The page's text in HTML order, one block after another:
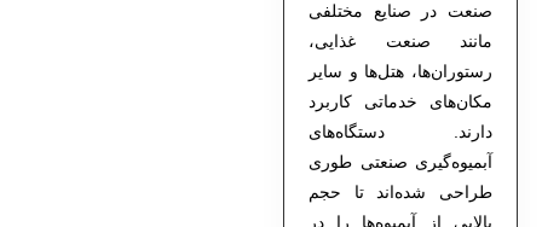
صنعت در صنایع مختلفی
مانند صنعت غذایی،
رستوران‌ها، هتل‌ها و سایر
مکان‌های خدماتی کاربرد
دارند. دستگاه‌های
آبمیوه‌گیری صنعتی طوری
طراحی شده‌اند تا حجم
بالایی از آبمیوه‌ها را در